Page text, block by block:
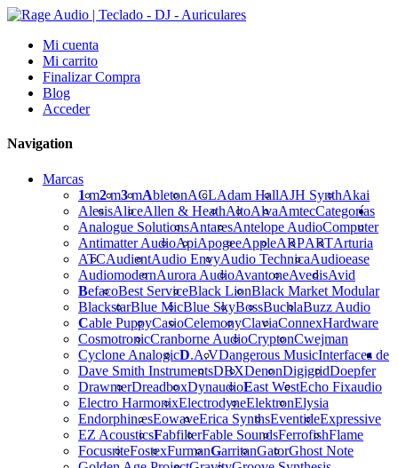
Mi cuenta
Mi carrito
Finalizar Compra
Blog
Acceder
Navigation
Marcas
1m2m3mAbletonACLAdam HallAJH SynthAkai
AlesisAliceAllen & HeathAltoAlvaAmtec
Analogue SolutionsAntaresAntelope Audio
Antimatter AudioApiApogeeAppleARPARTArturia
ATCAudientAudio EnvyAudio TechnicaAudioease
AudiomodernAurora AudioAvantoneAvedisAvid
BefacoBest ServiceBlack LionBlack Market Modular
BlackstarBlue MicBlue SkyBossBuchlaBuzz Audio
Cable PuppyCasioCelemonyClaviaConnex
CosmotronicCranborne AudioCryptonCwejman
Cyclone AnalogicD.A.VDangerous Music
Dave Smith InstrumentsDBXDenonDigigridDoepfer
DrawmerDreadboxDynaudioEast WestEcho Fix
Electro HarmonixElectrodyneElektronElysia
Endorphin.esEowaveErica SynthsEventideExpressive
EZ AcousticsFabfilterFable SoundsFerrofishFlame
FocusriteFostexFurmanGarritanGatorGhost Note
Categorías
Computer
Hardware
Interfaces de
audio